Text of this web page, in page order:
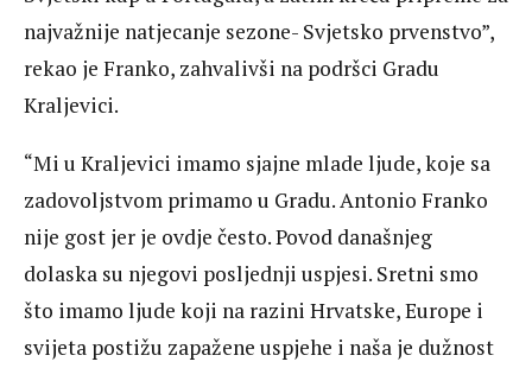
najvažnije natjecanje sezone- Svjetsko prvenstvo”,
rekao je Franko, zahvalivši na podršci Gradu
Kraljevici.
“Mi u Kraljevici imamo sjajne mlade ljude, koje sa
zadovoljstvom primamo u Gradu. Antonio Franko
nije gost jer je ovdje često. Povod današnjeg
dolaska su njegovi posljednji uspjesi. Sretni smo
što imamo ljude koji na razini Hrvatske, Europe i
svijeta postižu zapažene uspjehe i naša je dužnost